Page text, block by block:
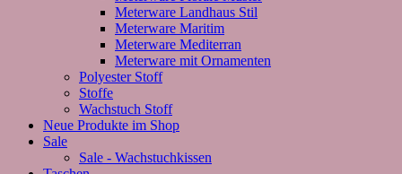
Meterware Landhaus Stil
Meterware Maritim
Meterware Mediterran
Meterware mit Ornamenten
Polyester Stoff
Stoffe
Wachstuch Stoff
Neue Produkte im Shop
Sale
Sale - Wachstuchkissen